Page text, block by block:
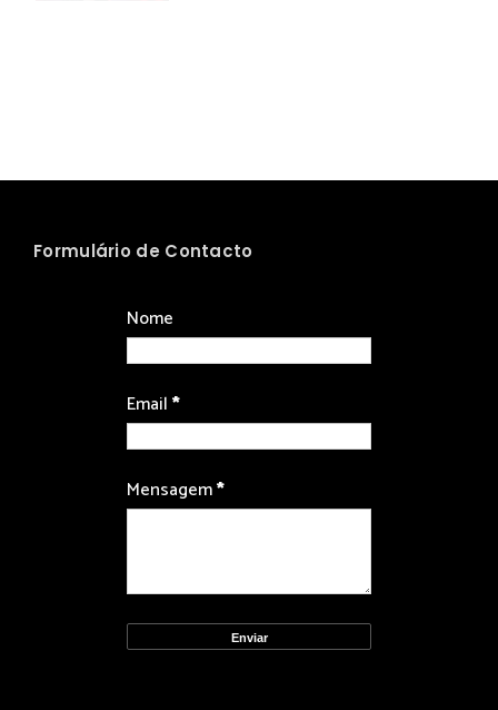
Formulário de Contacto
Nome
Email*
Mensagem*